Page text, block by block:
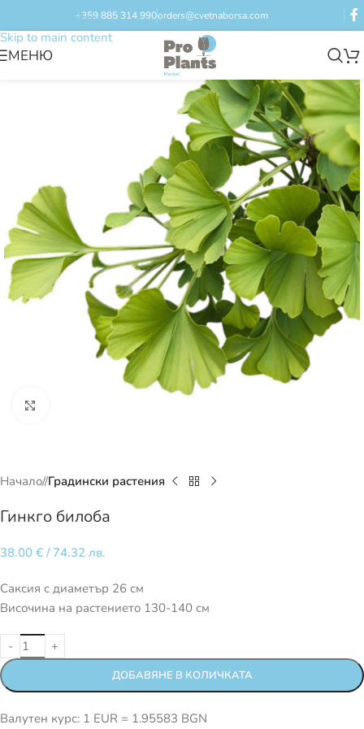
Skip to navigation
Skip to main content
+359 885 314 990orders@cvetnaborsa.com
МЕНЮ
Начало/ Градински растения
Гинкго билоба
38.00 € / 74.32 лв.
Саксия с диаметър 26 см
Височина на растението 130-140 см
ДОБАВЯНЕ В КОЛИЧКАТА
Валутен курс: 1 EUR = 1.95583 BGN